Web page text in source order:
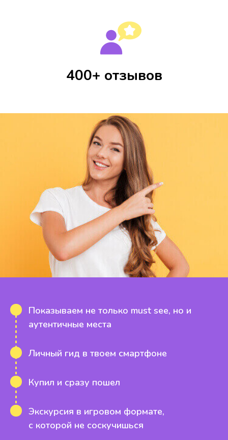
400+ отзывов
Показываем не только must see, но и
аутентичные места
Личный гид в твоем смартфоне
Купил и сразу пошел
Экскурсия в игровом формате,
с которой не соскучишься